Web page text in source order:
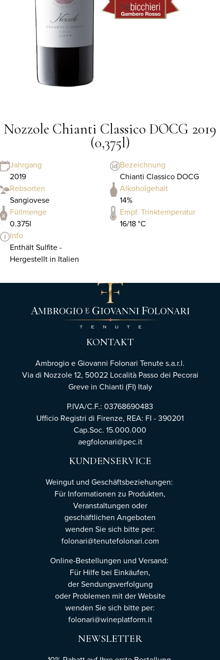
Nozzole Chianti Classico DOCG 2019
(0,375l)
Jahrgang
2019
Bezeichnung
Chianti Classico DOCG
Rebsorten
Sangiovese
Alkoholgehalt
14%
Füllmenge
0.375l
Empf. Trinktemperatur
16/18 °C
Info
Enthält Sulfite -
Hergestellt in Italien
KONTAKT
Ambrogio e Giovanni Folonari Tenute s.a.r.l.
Via di Nozzole 12, 50022 Località Passo dei Pecorai
Greve in Chianti (FI) Italy
P.IVA/C.F.: 03768690483
Ufficio Registri di Firenze, REA: FI - 390201
Cap.Soc. 15.000.000
aegfolonari@pec.it
KUNDENSERVICE
Weingut und Geschäftsbeziehungen:
Für Informationen zu Produkten,
Veranstaltungen oder
geschäftlichen Angeboten
wenden Sie sich bitte per:
folonari@tenutefolonari.com
Online-Bestellungen und Versand:
Für Hilfe bei Einkäufen,
der Sendungsverfolgung
oder Problemen mit der Website
wenden Sie sich bitte per:
folonari@wineplatform.it
NEWSLETTER